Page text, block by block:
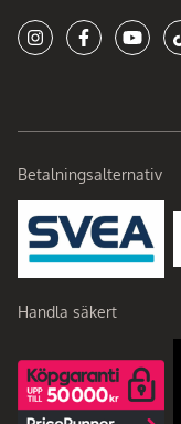
Betalningsalternativ
Handla säkert